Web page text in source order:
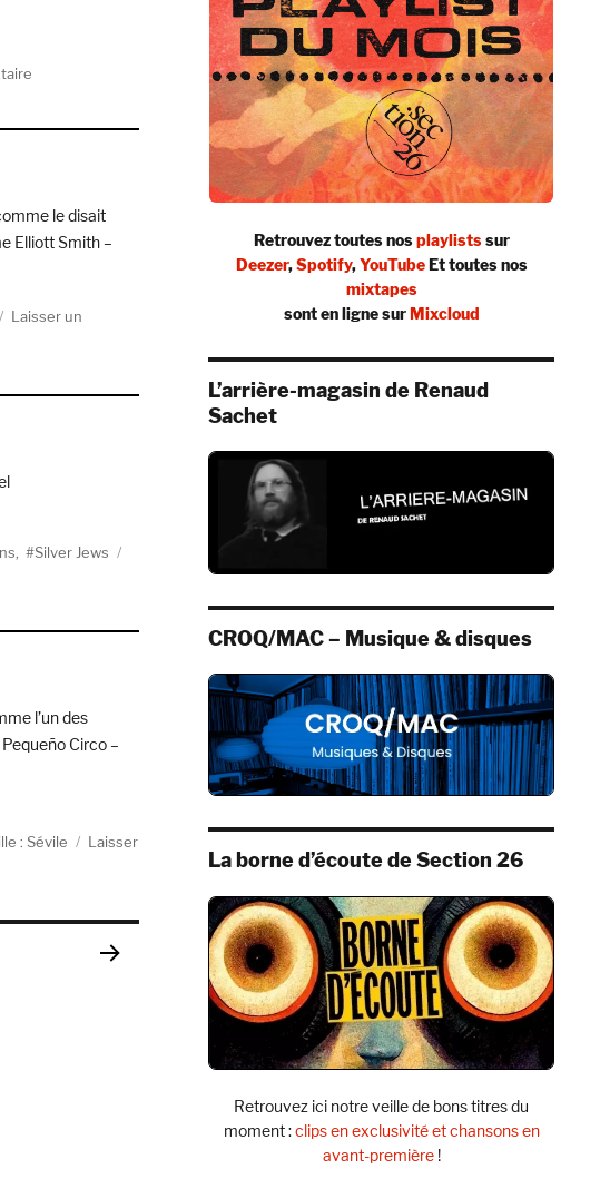
to
DC
le disait
Elliott Smith –
Bermude »
Laisser un
Silver Jews
l’un des
Circo –
: Sévile
Laisser
Retrouvez toutes nosplaylistssur
Deezer,Spotify,YouTubeEt toutes nos
mixtapes
sont en ligne surMixcloud
L’arrière-magasin de Renaud
Sachet
CROQ/MAC – Musique & disques
La borne d’écoute de Section 26
Retrouvez ici notre veille de bons titres du
moment :clips en exclusivité et chansons en
avant-première!